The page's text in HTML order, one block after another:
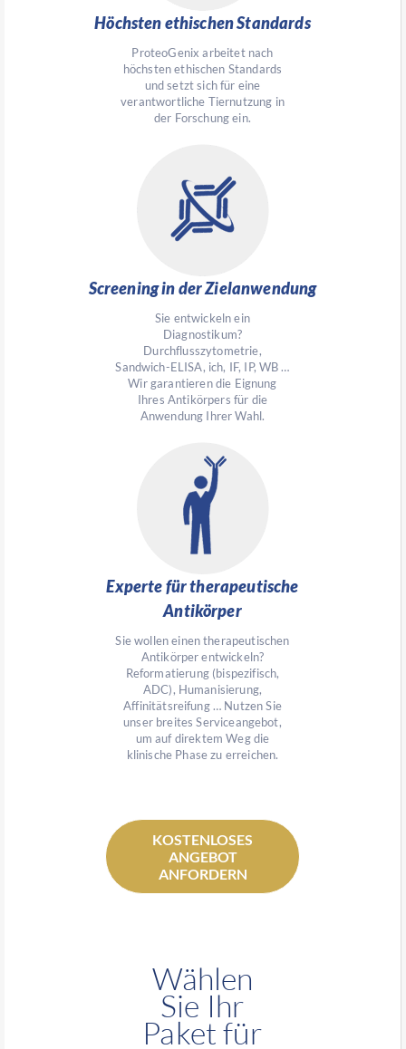
Höchsten ethischen Standards
ProteoGenix arbeitet nach
höchsten ethischen Standards
und setzt sich für eine
verantwortliche Tiernutzung in
der Forschung ein.
Screening in der Zielanwendung
Sie entwickeln ein
Diagnostikum?
Durchflusszytometrie,
Sandwich-ELISA, ich, IF, IP, WB …
Wir garantieren die Eignung
Ihres Antikörpers für die
Anwendung Ihrer Wahl.
Experte für therapeutische
Antikörper
Sie wollen einen therapeutischen
Antikörper entwickeln?
Reformatierung (bispezifisch,
ADC), Humanisierung,
Affinitätsreifung … Nutzen Sie
unser breites Serviceangebot,
um auf direktem Weg die
klinische Phase zu erreichen.
KOSTENLOSES
ANGEBOT
ANFORDERN
Wählen
Sie Ihr
Paket für